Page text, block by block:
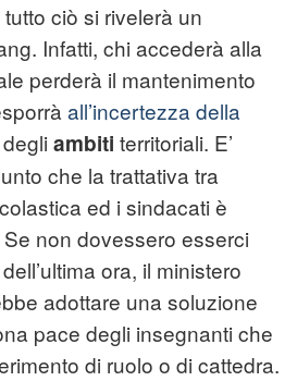
ciò si rivelerà un
Infatti, chi accederà alla
perderà il mantenimento
all’incertezza della
ambiti territoriali. E’
che la trattativa tra
ed i sindacati è
non dovessero esserci
ora, il ministero
adottare una soluzione
pace degli insegnanti che
di ruolo o di cattedra.